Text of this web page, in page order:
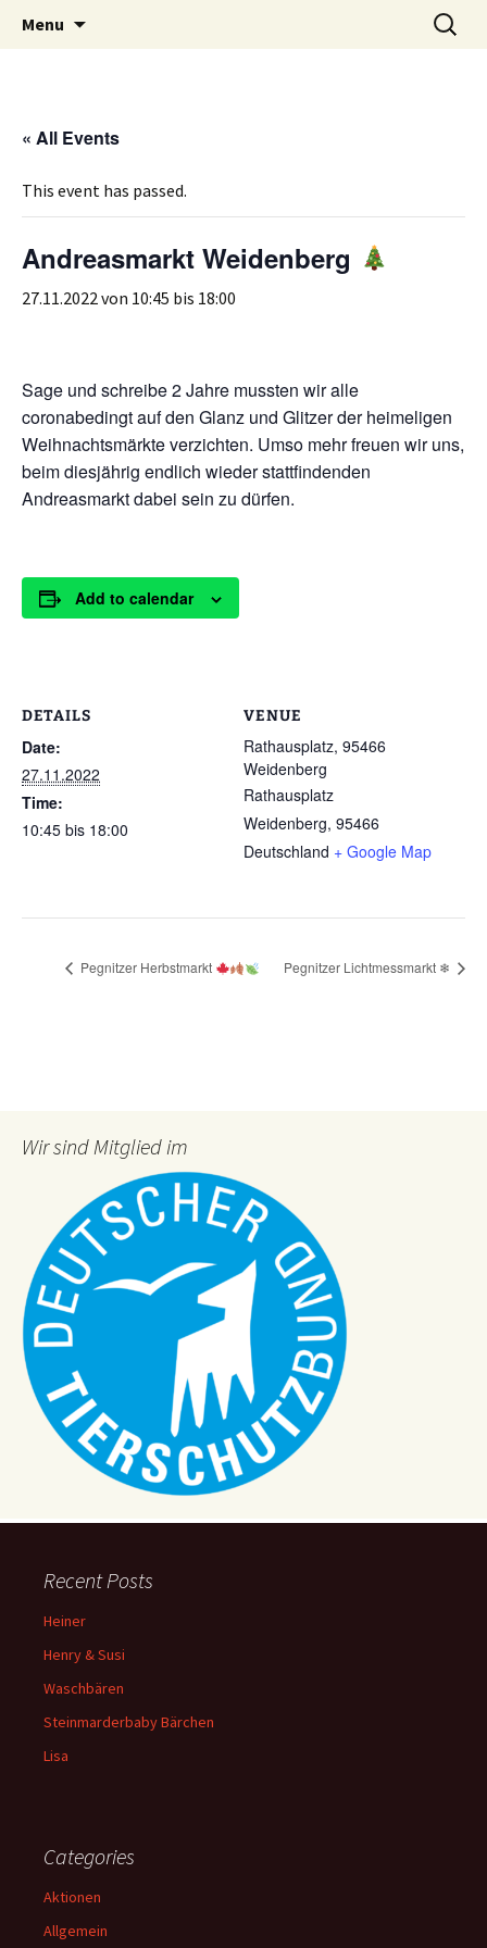
Tierhilfe
Weidenberg und Umgebung e.V.
Menu
Search
for:
« All Events
This event has passed.
Andreasmarkt Weidenberg
27.11.2022 von 10:45 bis 18:00
Sage und schreibe 2 Jahre mussten wir alle
coronabedingt auf den Glanz und Glitzer der heimeligen
Weihnachtsmärkte verzichten. Umso mehr freuen wir uns,
beim diesjährig endlich wieder stattfindenden
Andreasmarkt dabei sein zu dürfen.
Add to calendar
DETAILS
Date:
27.11.2022
Time:
10:45 bis 18:00
VENUE
Rathausplatz, 95466
Weidenberg
Rathausplatz
Weidenberg, 95466
Deutschland + Google Map
Pegnitzer Herbstmarkt Pegnitzer Lichtmessmarkt ❄
Wir sind Mitglied im
Recent Posts
Heiner
Henry & Susi
Waschbären
Steinmarderbaby Bärchen
Lisa
Categories
Aktionen
Allgemein